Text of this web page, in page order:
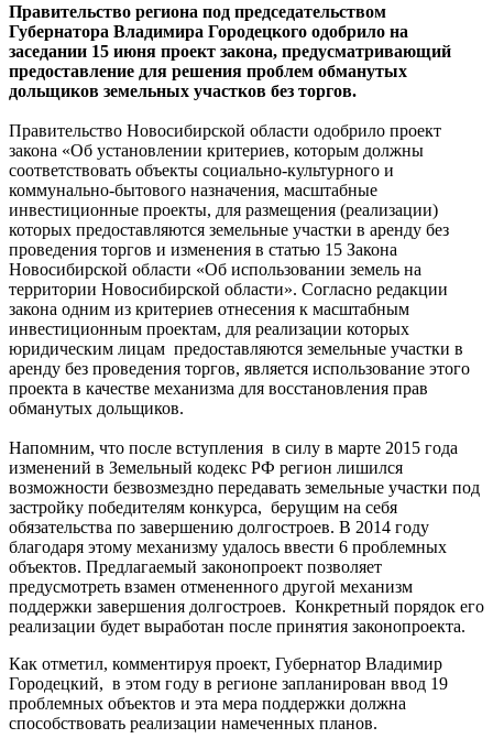
Правительство региона под председательством
Губернатора Владимира Городецкого одобрило на
заседании 15 июня проект закона, предусматривающий
предоставление для решения проблем обманутых
дольщиков земельных участков без торгов.
Правительство Новосибирской области одобрило проект
закона «Об установлении критериев, которым должны
соответствовать объекты социально-культурного и
коммунально-бытового назначения, масштабные
инвестиционные проекты, для размещения (реализации)
которых предоставляются земельные участки в аренду без
проведения торгов и изменения в статью 15 Закона
Новосибирской области «Об использовании земель на
территории Новосибирской области». Согласно редакции
закона одним из критериев отнесения к масштабным
инвестиционным проектам, для реализации которых
юридическим лицам предоставляются земельные участки в
аренду без проведения торгов, является использование этого
проекта в качестве механизма для восстановления прав
обманутых дольщиков.
Напомним, что после вступления в силу в марте 2015 года
изменений в Земельный кодекс РФ регион лишился
возможности безвозмездно передавать земельные участки под
застройку победителям конкурса, берущим на себя
обязательства по завершению долгостроев. В 2014 году
благодаря этому механизму удалось ввести 6 проблемных
объектов. Предлагаемый законопроект позволяет
предусмотреть взамен отмененного другой механизм
поддержки завершения долгостроев. Конкретный порядок его
реализации будет выработан после принятия законопроекта.
Как отметил, комментируя проект, Губернатор Владимир
Городецкий, в этом году в регионе запланирован ввод 19
проблемных объектов и эта мера поддержки должна
способствовать реализации намеченных планов.